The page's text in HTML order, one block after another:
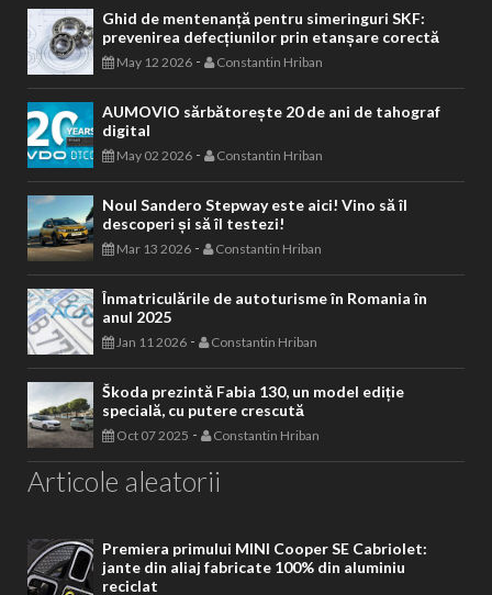
Ghid de mentenanță pentru simeringuri SKF:
prevenirea defecțiunilor prin etanșare corectă
May 12 2026 - Constantin Hriban
AUMOVIO sărbătorește 20 de ani de tahograf
digital
May 02 2026 - Constantin Hriban
Noul Sandero Stepway este aici! Vino să îl
descoperi și să îl testezi!
Mar 13 2026 - Constantin Hriban
Înmatriculările de autoturisme în Romania în
anul 2025
Jan 11 2026 - Constantin Hriban
Škoda prezintă Fabia 130, un model ediție
specială, cu putere crescută
Oct 07 2025 - Constantin Hriban
Articole aleatorii
Premiera primului MINI Cooper SE Cabriolet:
jante din aliaj fabricate 100% din aluminiu
reciclat